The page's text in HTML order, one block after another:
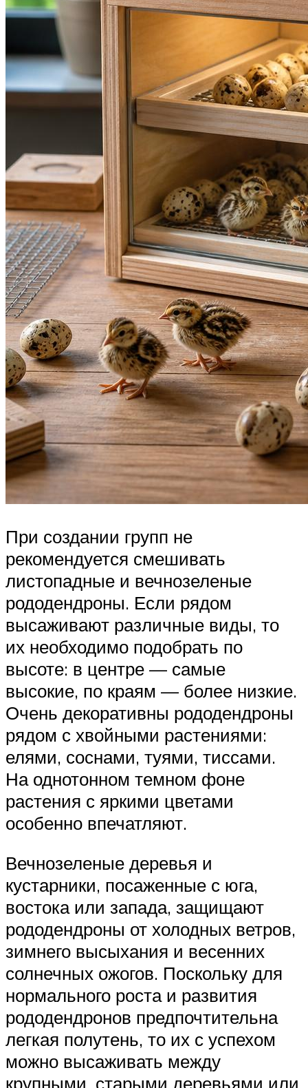
При создании групп не
рекомендуется смешивать
листопадные и вечнозеленые
рододендроны. Если рядом
высаживают различные виды, то
их необходимо подобрать по
высоте: в центре — самые
высокие, по краям — более низкие.
Очень декоративны рододендроны
рядом с хвойными растениями:
елями, соснами, туями, тиссами.
На однотонном темном фоне
растения с яркими цветами
особенно впечатляют.
Вечнозеленые деревья и
кустарники, посаженные с юга,
востока или запада, защищают
рододендроны от холодных ветров,
зимнего высыхания и весенних
солнечных ожогов. Поскольку для
нормального роста и развития
рододендронов предпочтительна
легкая полутень, то их с успехом
можно высаживать между
крупными, старыми деревьями или